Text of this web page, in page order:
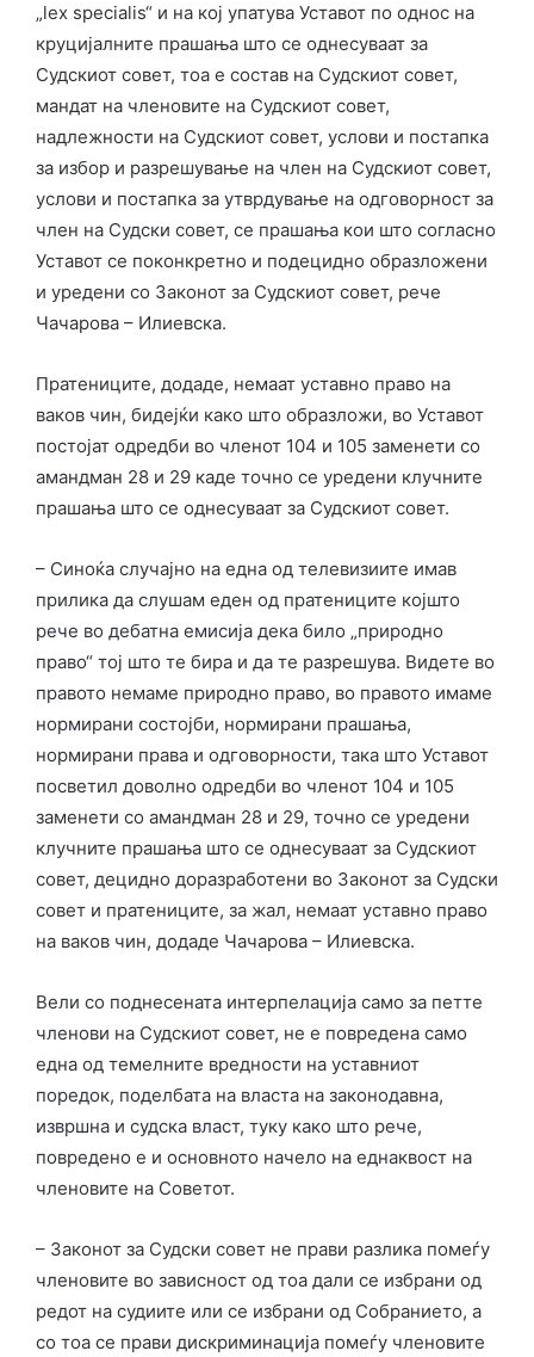
„lex specialis“ и на кој упатува Уставот по однос на
круцијалните прашања што се однесуваат за
Судскиот совет, тоа е состав на Судскиот совет,
мандат на членовите на Судскиот совет,
надлежности на Судскиот совет, услови и постапка
за избор и разрешување на член на Судскиот совет,
услови и постапка за утврдување на одговорност за
член на Судски совет, се прашања кои што согласно
Уставот се поконкретно и подецидно образложени
и уредени со Законот за Судскиот совет, рече
Чачарова – Илиевска.
Пратениците, додаде, немаат уставно право на
ваков чин, бидејќи како што образложи, во Уставот
постојат одредби во членот 104 и 105 заменети со
амандман 28 и 29 каде точно се уредени клучните
прашања што се однесуваат за Судскиот совет.
– Синоќа случајно на една од телевизиите имав
прилика да слушам еден од пратениците којшто
рече во дебатна емисија дека било „природно
право“ тој што те бира и да те разрешува. Видете во
правото немаме природно право, во правото имаме
нормирани состојби, нормирани прашања,
нормирани права и одговорности, така што Уставот
посветил доволно одредби во членот 104 и 105
заменети со амандман 28 и 29, точно се уредени
клучните прашања што се однесуваат за Судскиот
совет, децидно доразработени во Законот за Судски
совет и пратениците, за жал, немаат уставно право
на ваков чин, додаде Чачарова – Илиевска.
Вели со поднесената интерпелација само за петте
членови на Судскиот совет, не е повредена само
една од темелните вредности на уставниот
поредок, поделбата на власта на законодавна,
извршна и судска власт, туку како што рече,
повредено е и основното начело на еднаквост на
членовите на Советот.
– Законот за Судски совет не прави разлика помеѓу
членовите во зависност од тоа дали се избрани од
редот на судиите или се избрани од Собранието, а
со тоа се прави дискриминација помеѓу членовите